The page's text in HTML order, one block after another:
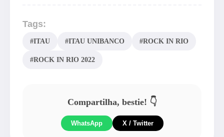
Tags:
#ITAU #ITAU UNIBANCO #ROCK IN RIO
#ROCK IN RIO 2022
Compartilha, bestie! 👇
WhatsApp X / Twitter